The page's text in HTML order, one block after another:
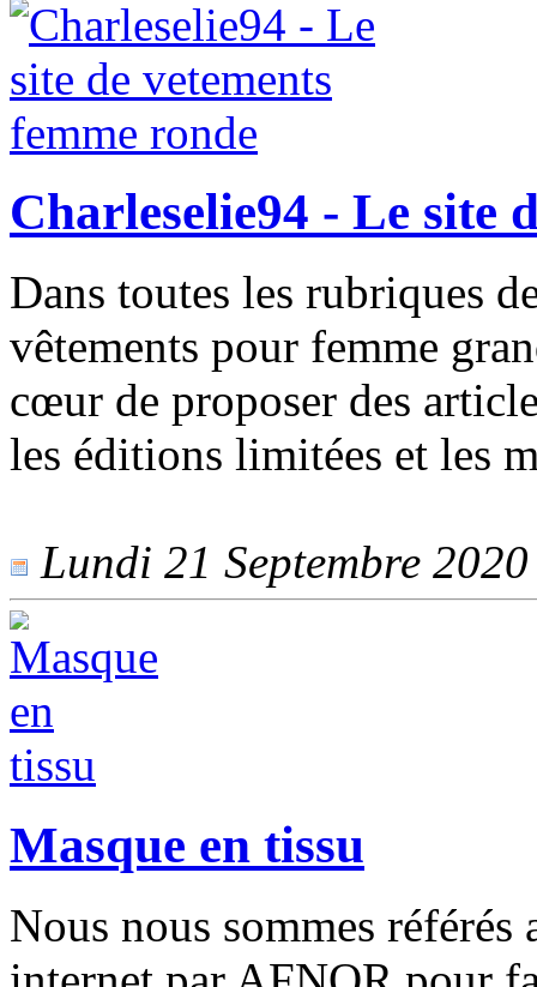
Charleselie94 - Le site
Dans toutes les rubriques
vêtements pour femme
cœur de proposer des
les éditions limitées et les
Lundi 21 Septembre
Masque en tissu
Nous nous sommes